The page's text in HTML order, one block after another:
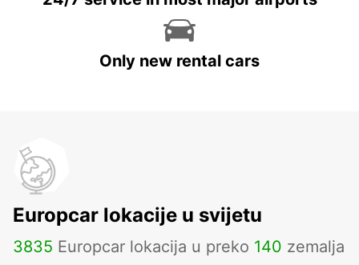
Only new rental cars
Europcar lokacije u svijetu
3835 Europcar lokacija u preko 140 zemalja